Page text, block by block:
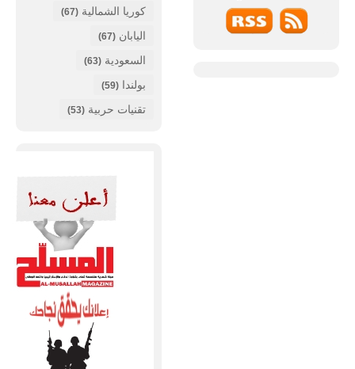
كوريا الشمالية (67)
اليابان (67)
السعودية (63)
بولندا (59)
تقنيات حربية (53)